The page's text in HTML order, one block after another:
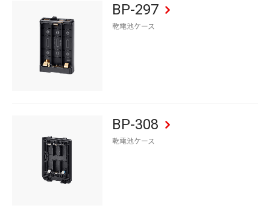
BP-297
乾電池ケース
BP-308
乾電池ケース